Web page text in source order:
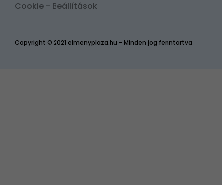
Copyright © 2021 elmenyplaza.hu - Minden jog fenntartva
Cookie - Beállítások